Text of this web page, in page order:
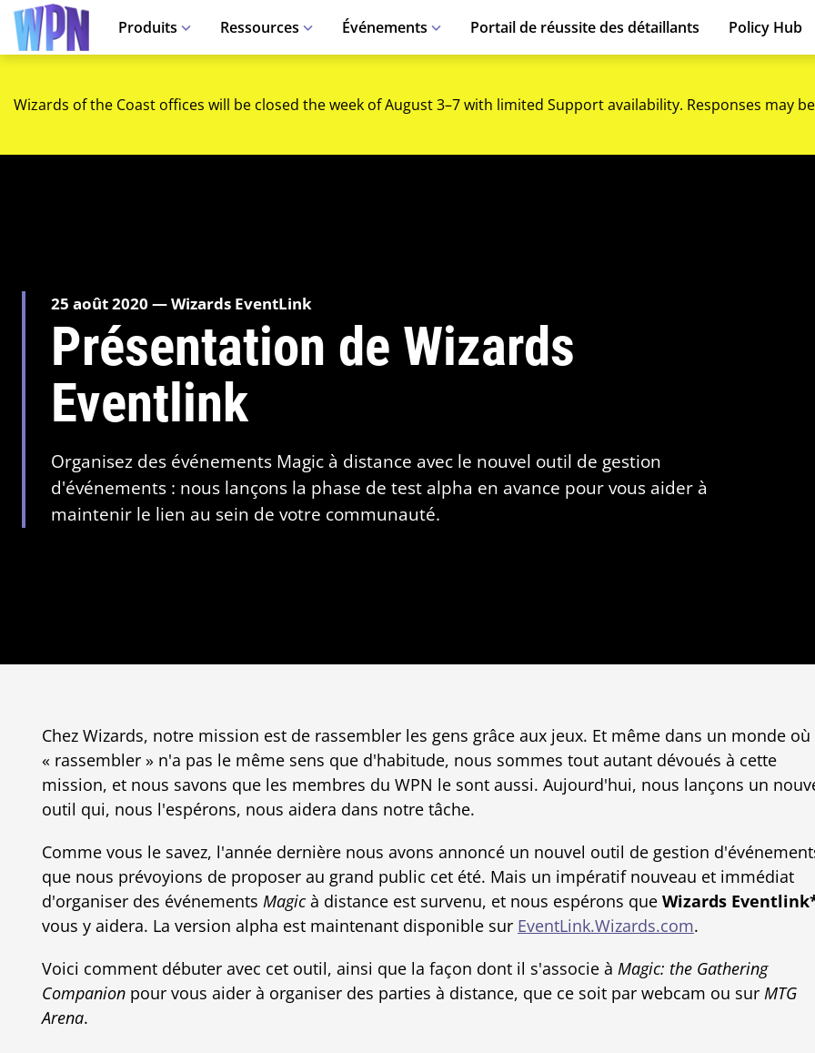
Produits Ressources Événements Portail de réussite des détaillants Policy Hub
Wizards of the Coast offices will be closed the week of August 3–7 with limited Support availability. Responses may
25 août 2020 — Wizards EventLink
Présentation de Wizards
Eventlink
Organisez des événements Magic à distance avec le nouvel outil de gestion
d'événements : nous lançons la phase de test alpha en avance pour vous aider à
maintenir le lien au sein de votre communauté.
Chez Wizards, notre mission est de rassembler les gens grâce aux jeux. Et même dans un monde où
« rassembler » n'a pas le même sens que d'habitude, nous sommes tout autant dévoués à cette
mission, et nous savons que les membres du WPN le sont aussi. Aujourd'hui, nous lançons un
outil qui, nous l'espérons, nous aidera dans notre tâche.
Comme vous le savez, l'année dernière nous avons annoncé un nouvel outil de gestion
que nous prévoyions de proposer au grand public cet été. Mais un impératif nouveau et immédiat
d'organiser des événements Magicà distance est survenu, et nous espérons que Wizards
vous y aidera. La version alpha est maintenant disponible sur EventLink.Wizards.com.
Voici comment débuter avec cet outil, ainsi que la façon dont il s'associe à Magic: the Gathering
Companionpour vous aider à organiser des parties à distance, que ce soit par webcam ou sur MTG
Arena.